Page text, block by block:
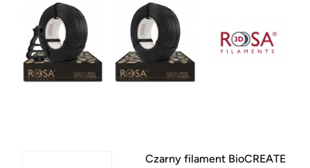
Czarny filament BioCREATE